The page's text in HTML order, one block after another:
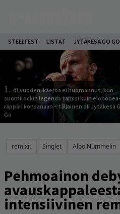
STEELFEST LISTAT JYTÄKESÄ GO GO
1. 41 vuoden ikäeroa ei huomannut, kun
suomirockin legenda tanssi kuin elohopea-
räppäri konsanaan – tällainen oli Jytäkesä
Go
remixit Singlet Alpo Nummelin
Pehmoainon
intensiivinen